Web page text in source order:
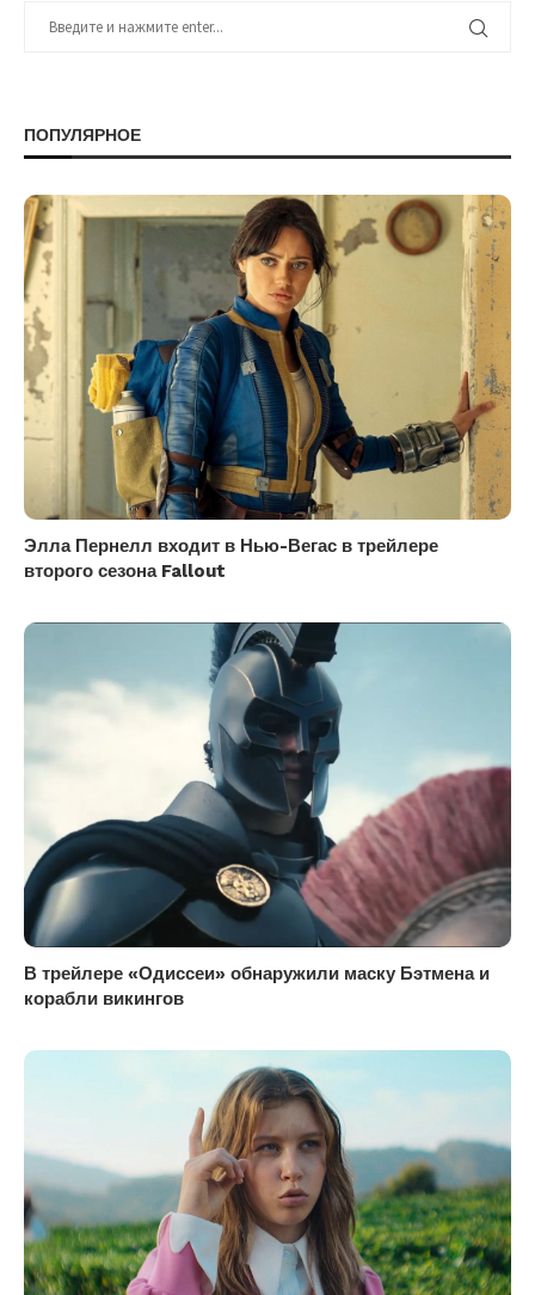
ПОПУЛЯРНОЕ
Элла Пернелл входит в Нью-Вегас в трейлере
второго сезона Fallout
В трейлере «Одиссеи» обнаружили маску Бэтмена и
корабли викингов